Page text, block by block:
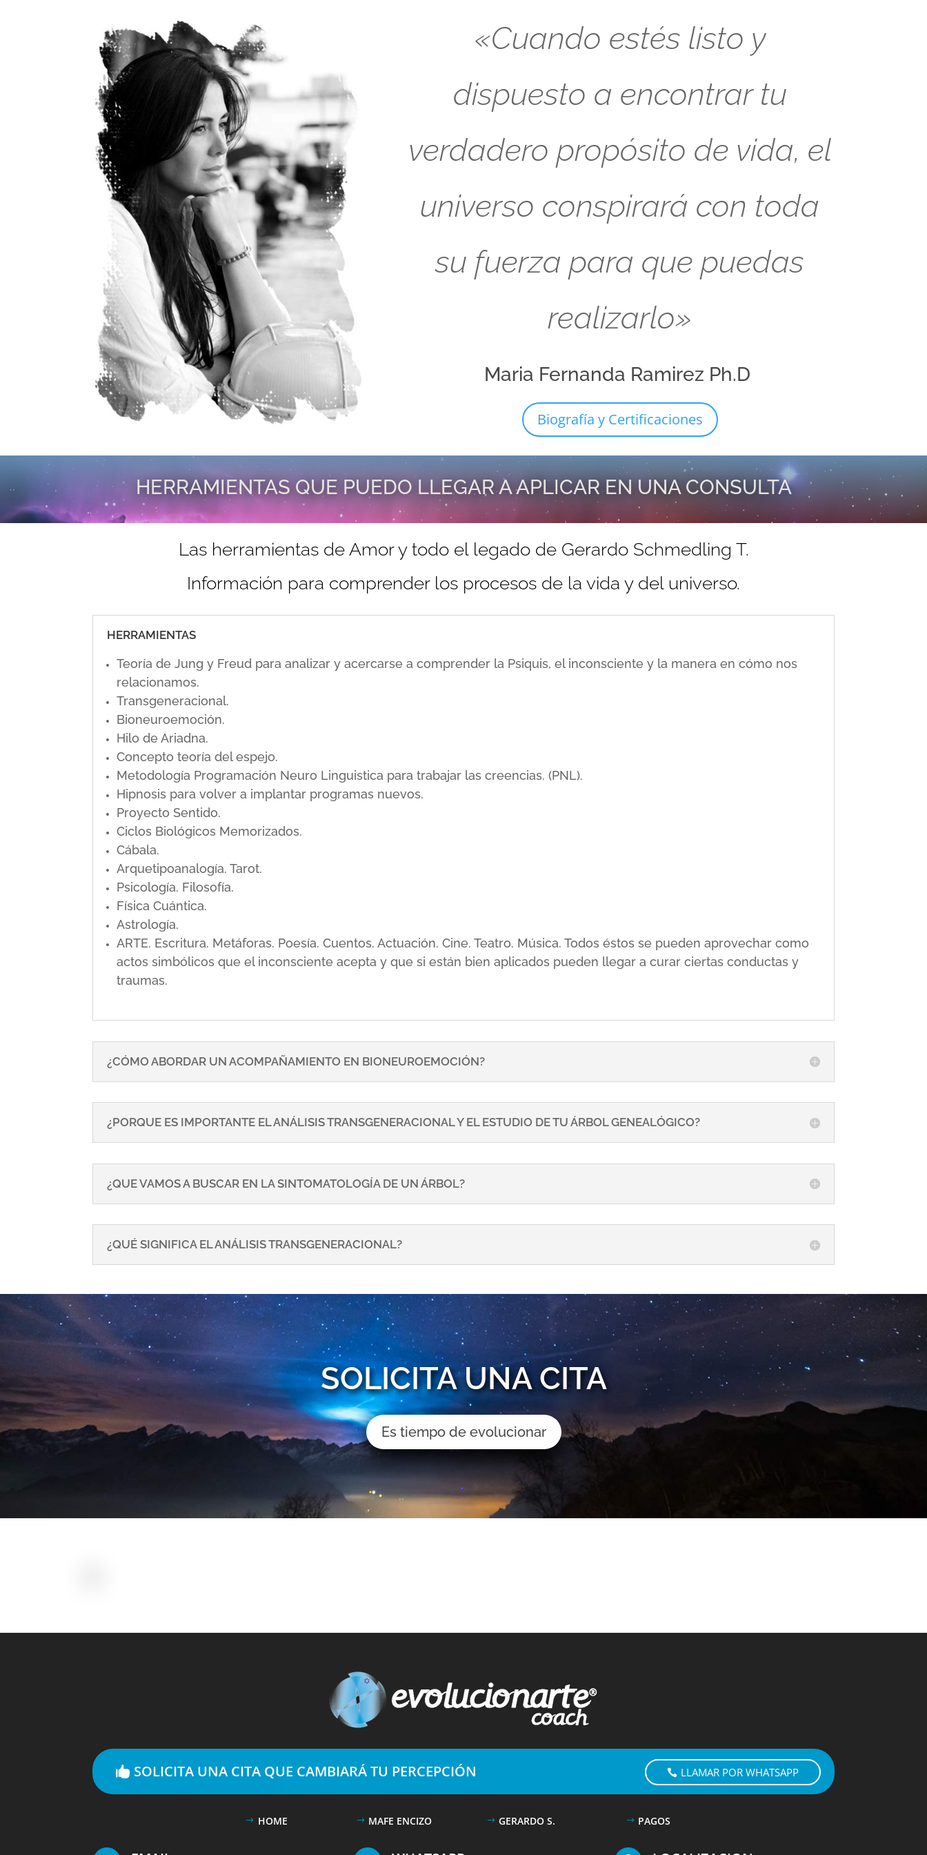
«Cuando estés listo y
dispuesto a encontrar tu
verdadero propósito de vida, el
universo conspirará con toda
su fuerza para que puedas
realizarlo»
Maria Fernanda Ramirez Ph.D
Biografía y Certificaciones
HERRAMIENTAS QUE PUEDO LLEGAR A APLICAR EN UNA CONSULTA
Las herramientas de Amor y todo el legado de Gerardo Schmedling T.
Información para comprender los procesos de la vida y del universo.
HERRAMIENTAS
Teoría de Jung y Freud para analizar y acercarse a comprender la Psiquis, el inconsciente y la manera en cómo nos
relacionamos.
Transgeneracional.
Bioneuroemoción.
Hilo de Ariadna.
Concepto teoría del espejo.
Metodología Programación Neuro Linguistica para trabajar las creencias. (PNL).
Hipnosis para volver a implantar programas nuevos.
Proyecto Sentido.
Ciclos Biológicos Memorizados.
Cábala.
Arquetipoanalogía. Tarot.
Psicología. Filosofía.
Física Cuántica.
Astrología.
ARTE. Escritura. Metáforas. Poesía. Cuentos. Actuación. Cine. Teatro. Música. Todos éstos se pueden aprovechar como
actos simbólicos que el inconsciente acepta y que si están bien aplicados pueden llegar a curar ciertas conductas y
traumas.
¿CÓMO ABORDAR UN ACOMPAÑAMIENTO EN BIONEUROEMOCIÓN?
¿PORQUE ES IMPORTANTE EL ANÁLISIS TRANSGENERACIONAL Y EL ESTUDIO DE TU ÁRBOL GENEALÓGICO?
¿QUE VAMOS A BUSCAR EN LA SINTOMATOLOGÍA DE UN ÁRBOL?
¿QUÉ SIGNIFICA EL ANÁLISIS TRANSGENERACIONAL?
SOLICITA UNA CITA
Es tiempo de evolucionar
SOLICITA UNA CITA QUE CAMBIARÁ TU PERCEPCIÓN LLAMAR POR WHATSAPP
HOME MAFE ENCIZO GERARDO S. PAGOS